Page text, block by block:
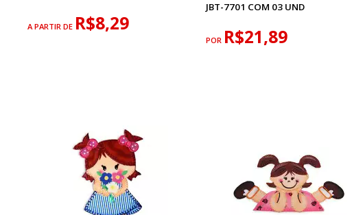
A PARTIR DE R$8,29
JBT-7701 COM 03 UND
POR R$21,89